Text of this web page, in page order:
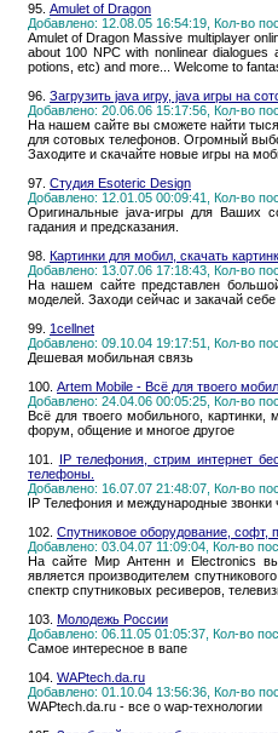
95. Amulet of Dragon
Добавлено: 12.08.05 16:54:19, Кол-во
Amulet of Dragon Massive multiplayer
about 100 NPC with nonlinear
potions, etc) and more... Welcome to
96. Загрузить java игру, java игры на
Добавлено: 20.06.06 15:17:56, Кол-во
На нашем сайте вы сможете найти
для сотовых телефонов. Огромный
Заходите и скачайте новые игры на
97. Студия Esoteric Design
Добавлено: 12.01.05 00:09:41, Кол-во
Оригинальные java-игры для Ваших
гадания и предсказания.
98. Картинки для мобил, скачать
Добавлено: 13.07.06 17:18:43, Кол-во
На нашем сайте представлен
моделей. Заходи сейчас и закачай
99. 1cellnet
Добавлено: 09.10.04 19:17:51, Кол-во
Дешевая мобильная связь
100. Artem Mobile - Всё для твоего
Добавлено: 24.04.06 00:05:25, Кол-во
Всё для твоего мобильного, картинки,
форум, общение и многое другое
101.
IP телефония, стрим интернет
телефоны.
Добавлено: 16.07.07 21:48:07, Кол-во
IP Телефония и международные звонки
102. Спутниковое оборудование, софт,
Добавлено: 03.04.07 11:09:04, Кол-во
На сайте Мир Антенн и Electronics
является производителем
спектр спутниковых ресиверов,
103. Молодежь России
Добавлено: 06.11.05 01:05:37, Кол-во
Самое интересное в вапе
104. WAPtech.da.ru
Добавлено: 01.10.04 13:56:36, Кол-во
WAPtech.da.ru - все о wap-технологии